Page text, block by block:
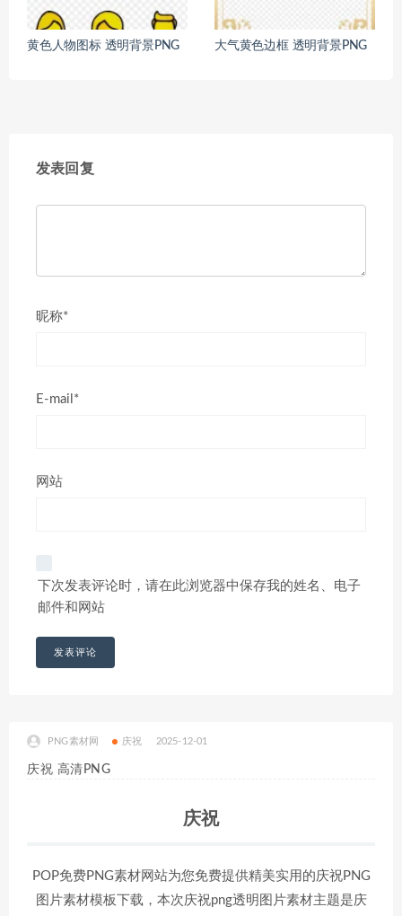
黄色人物图标 透明背景PNG 大气黄色边框 透明背景PNG
发表回复
昵称*
E-mail*
网站
下次发表评论时，请在此浏览器中保存我的姓名、电子
邮件和网站
PNG素材网 庆祝 2025-12-01
庆祝 高清PNG
庆祝
POP免费PNG素材网站为您免费提供精美实用的庆祝PNG
图片素材模板下载，本次庆祝png透明图片素材主题是庆